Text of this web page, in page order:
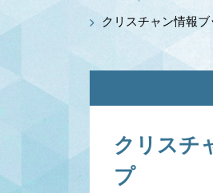
クリスチャン情報ブ
クリスチ
プ